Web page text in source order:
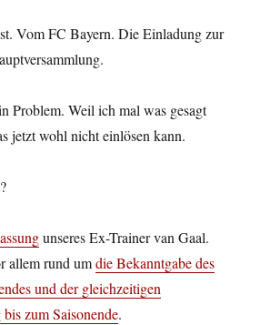
Vom FC Bayern. Die Einladung zur
Problem. Weil ich mal was gesagt
jetzt wohl nicht einlösen kann.
unseres Ex-Trainer van Gaal.
allem rund umdie Bekanntgabe des
und der gleichzeitigen
zum Saisonende.